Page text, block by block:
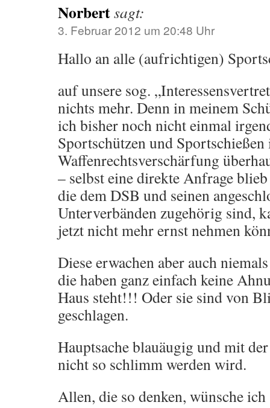
Norbertsagt:
3. Februar 2012 um 20:48 Uhr
Hallo an alle (aufrichtigen)
auf unsere sog.
nichts mehr. Denn in meinem
ich bisher noch nicht einmal
Sportschützen und
Waffenrechtsverschärfung
– selbst eine direkte Anfrage
die dem DSB und seinen
Unterverbänden zugehörig sind,
jetzt nicht mehr ernst nehmen
Diese erwachen aber auch
die haben ganz einfach keine
Haus steht!!! Oder sie sind von
geschlagen.
Hauptsache blauäugig und mit
nicht so schlimm werden wird.
Allen, die so denken, wünsche